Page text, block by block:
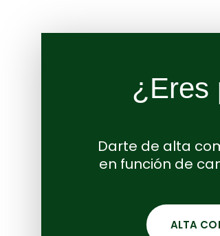
¿Eres
Darte de alta
en función de
ALTA